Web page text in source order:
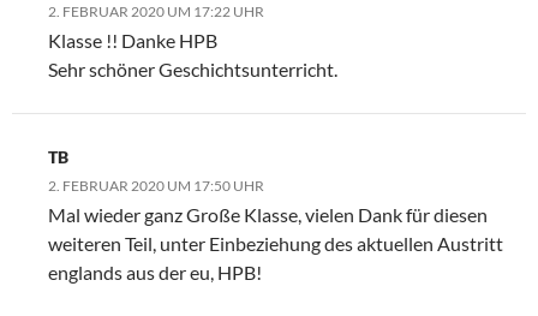
2. FEBRUAR 2020 UM 17:22 UHR
Klasse !! Danke HPB
Sehr schöner Geschichtsunterricht.
TB
2. FEBRUAR 2020 UM 17:50 UHR
Mal wieder ganz Große Klasse, vielen Dank für diesen
weiteren Teil, unter Einbeziehung des aktuellen Austritt
englands aus der eu, HPB!